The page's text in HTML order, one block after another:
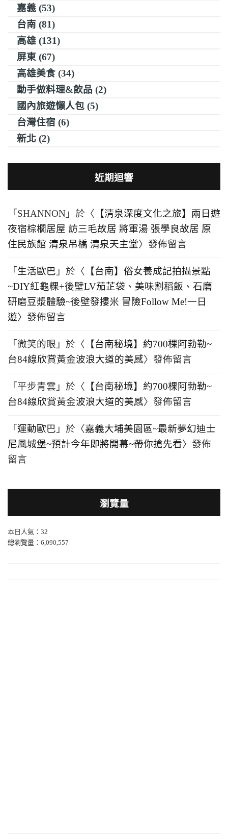
嘉義 (53)
台南 (81)
高雄 (131)
屏東 (67)
高雄美食 (34)
動手做料理&飲品 (2)
國內旅遊懶人包 (5)
台灣住宿 (6)
新北 (2)
近期迴響
「 SHANNON 」於〈 【清泉深度文化之旅】兩日遊
夜宿棕櫚居屋 訪三毛故居 將軍湯 張學良故居 原
住民族館 清泉吊橋 清泉天主堂〉發佈留言
「 生活歐巴 」於〈 【台南】俗女養成記拍攝景點
~DIY紅龜粿+後壁LV茄芷袋、美味割稻飯、石磨
研磨豆漿體驗~後壁發摟米 冒險Follow Me!一日
遊〉發佈留言
「 微笑的眼 」於〈 【台南秘境】約700棵阿勃勒~
台84線欣賞黃金波浪大道的美感〉發佈留言
「 平步青雲 」於〈 【台南秘境】約700棵阿勃勒~
台84線欣賞黃金波浪大道的美感〉發佈留言
「 運動歐巴 」於〈嘉義大埔美園區~最新夢幻迪士
尼風城堡~預計今年即將開幕~帶你搶先看〉發佈
留言
瀏覽量
本日人氣：32
總瀏覽量：6,090,557